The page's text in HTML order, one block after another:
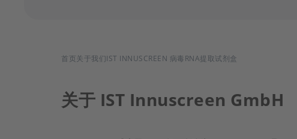
面
包
屑
首页关于我们IST INNUSCREEN 病毒RNA提取试剂盒
关于 IST Innuscreen GmbH